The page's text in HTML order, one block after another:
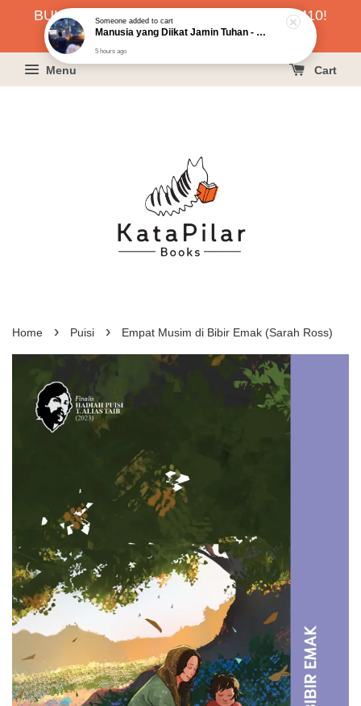
BUKU HARGA RAHMAH SERENDAH RM10!
KLIK SINI UNTUK PESAN!
Menu Cart
Home › Puisi › Empat Musim di Bibir Emak (Sarah Ross)